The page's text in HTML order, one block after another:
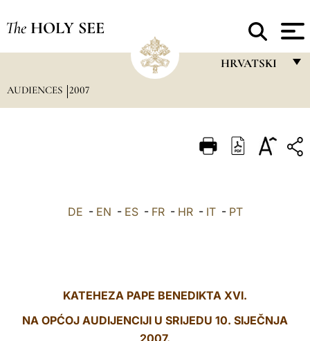
The HOLY SEE
HRVATSKI
ITALIANO
AUDIENCES 2007
DE - EN - ES- FR- HR- IT- PT
KATEHEZA PAPE BENEDIKTA XVI.
NA OPĆOJ AUDIJENCIJI U SRIJEDU 10. SIJEČNJA
2007.